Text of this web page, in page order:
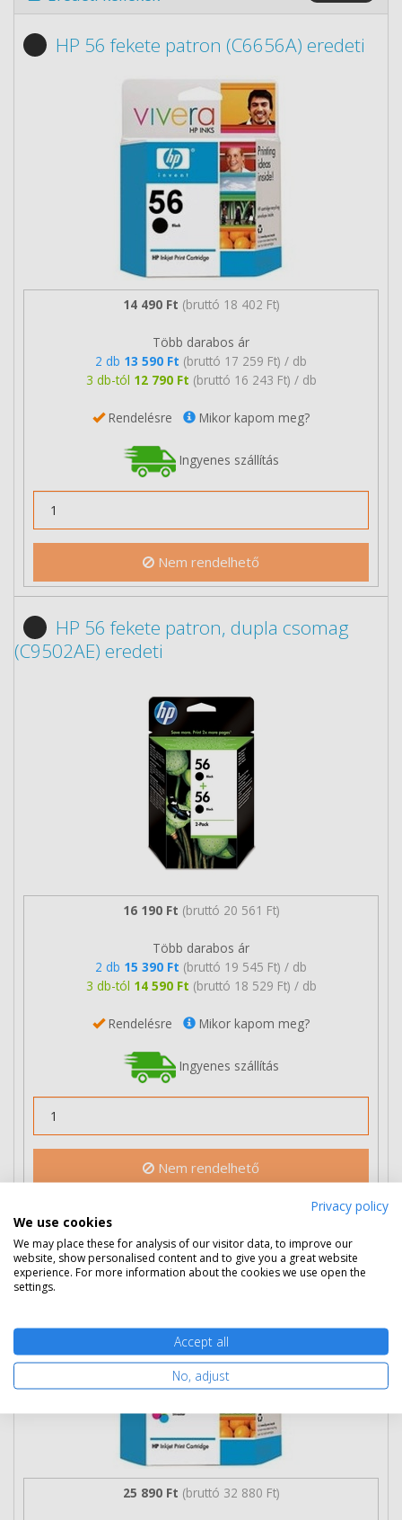
HP 56 fekete patron (C6656A) eredeti
14 490 Ft (bruttó 18 402 Ft)
Több darabos ár
2 db 13 590 Ft (bruttó 17 259 Ft) / db
3 db-tól 12 790 Ft (bruttó 16 243 Ft) / db
Rendelésre Mikor kapom meg?
Ingyenes szállítás
Nem rendelhető
HP 56 fekete patron, dupla csomag
(C9502AE) eredeti
16 190 Ft (bruttó 20 561 Ft)
Több darabos ár
2 db 15 390 Ft (bruttó 19 545 Ft) / db
3 db-tól 14 590 Ft (bruttó 18 529 Ft) / db
Rendelésre Mikor kapom meg?
Ingyenes szállítás
Nem rendelhető
HP 57 színes patron (C6657A) eredeti
25 890 Ft (bruttó 32 880 Ft)
Privacy policy
We use cookies
We may place these for analysis of our visitor data, to improve our
website, show personalised content and to give you a great website
experience. For more information about the cookies we use open the
settings.
Accept all
No, adjust